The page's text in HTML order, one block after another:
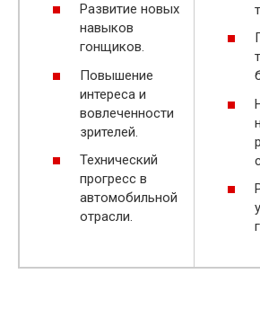
Развитие новых
навыков
гонщиков.
Повышение
интереса и
вовлеченности
зрителей.
Технический
прогресс в
автомобильной
отрасли.